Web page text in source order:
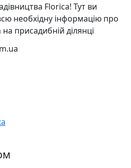
Florica! Тут ви
необхідну інформацію про
присадибній ділянці